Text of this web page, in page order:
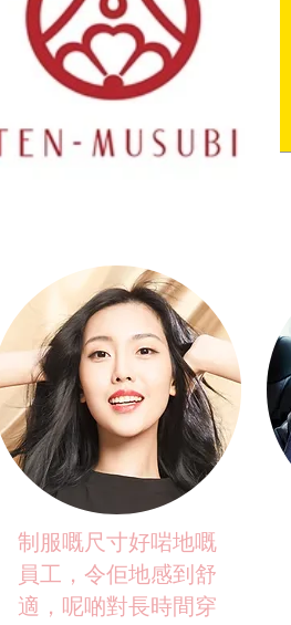
制服嘅尺寸好啱地嘅
員工，令佢地感到舒
適，呢啲對長時間穿